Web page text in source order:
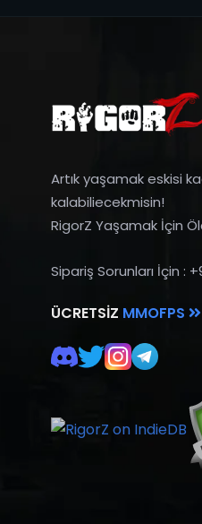
Artık yaşamak eskisi
kalabiliecekmisin!
RigorZ Yaşamak İçin
Sipariş Sorunları İçin :
ÜCRETSIZ MMOFPS